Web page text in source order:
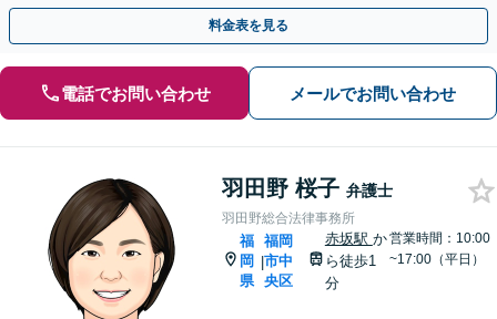
き継ぐ安心の事業承継をサポート」【完全個室相談】
料金表を見る
電話でお問い合わせ メールでお問い合わせ
羽田野 桜子 弁護士
羽田野総合法律事務所
福
岡
県
|
福岡
市中
央区
赤坂駅 か
ら徒歩1
分
営業時間：10:00
~17:00（平日）